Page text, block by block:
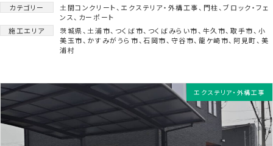
カテゴリー
土間コンクリート、 エクステリア・外構工事、 門柱、ブロック・フェ
ンス、 カーポート
施工エリア
茨城県、土浦市、 つくば市、 つくばみらい市、 牛久市、取手市、 小
美玉市、 かすみがうら市、石岡市、 守谷市、龍ケ崎市、 阿見町、 美
浦村
エクステリア・外構工事